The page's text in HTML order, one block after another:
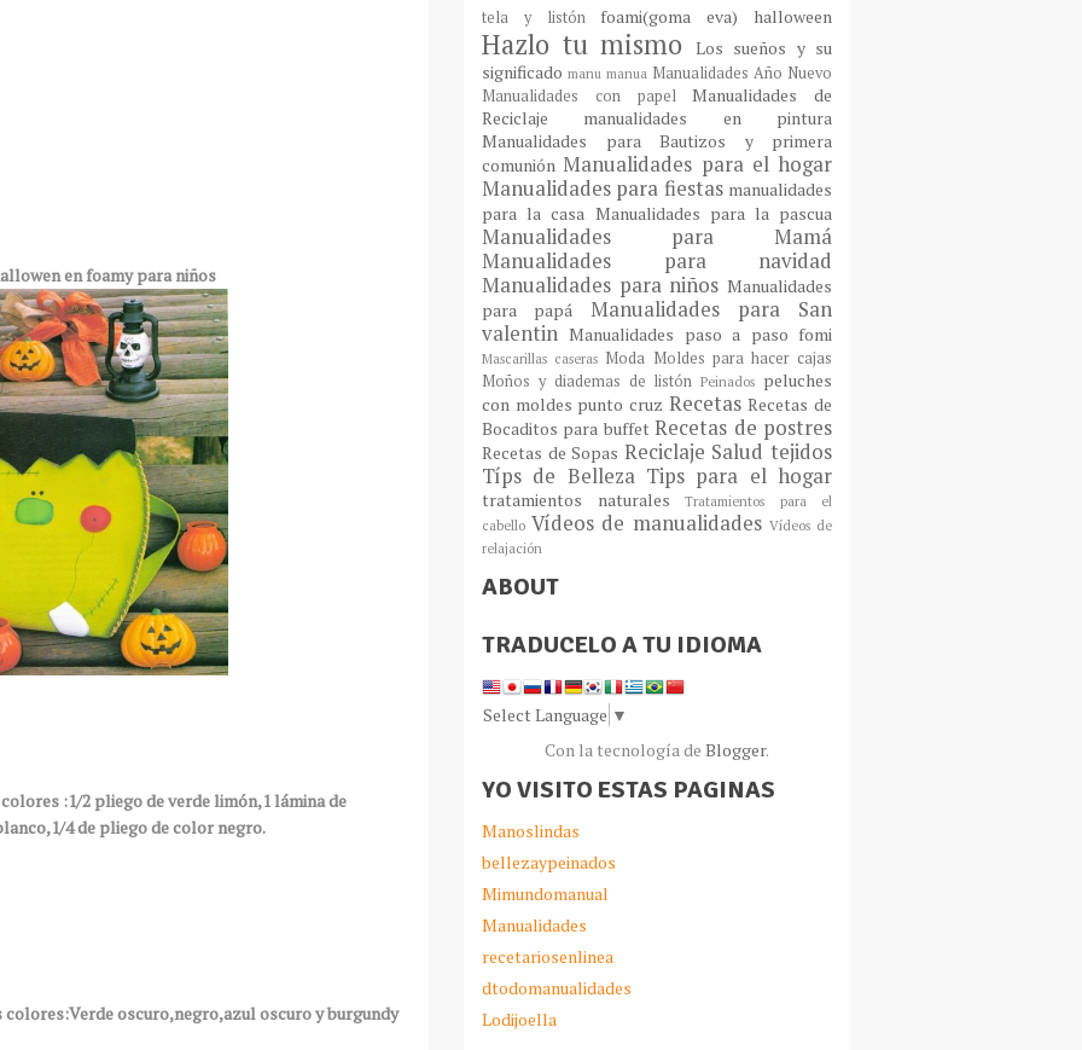
en foamy para niños
:1/2 pliego de verde limón,1 lámina de
4 de pliego de color negro.
oscuro,negro,azul oscuro y burgundy
tela y listón foami(goma eva) halloween
Hazlo tu mismo
Los sueños y su
significado manu manua Manualidades Año Nuevo
Manualidades con papelManualidades de
Reciclaje manualidades en pintura
Manualidades para Bautizos y primera
comuniónManualidades para el hogar
Manualidades para fiestas manualidades
para la casa Manualidades para la pascua
Manualidades para Mamá
Manualidades para navidad
Manualidades para niños Manualidades
para papá Manualidades para San
valentinManualidades paso a paso fomi
Mascarillas caseras Moda Moldes para hacer cajas
Moños y diademas de listónPeinados peluches
con moldes punto cruz RecetasRecetas de
Bocaditos para buffetRecetas de postres
Recetas de Sopas Reciclaje Saludtejidos
Típs de Belleza Tips para el hogar
tratamientos naturales
Tratamientos para el
cabello Vídeos de manualidades Vídeos de
relajación
ABOUT
TRADUCELO A TU IDIOMA
Select Language ▼
Con la tecnología de Blogger.
YO VISITO ESTAS PAGINAS
Manoslindas
bellezaypeinados
Mimundomanual
Manualidades
recetariosenlinea
dtodomanualidades
Lodijoella